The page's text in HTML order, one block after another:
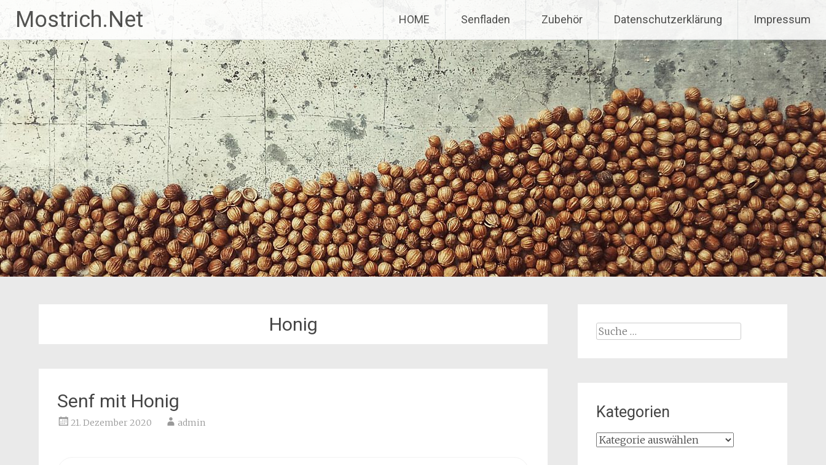
Inhalt
springen
Mostrich.Net HOME Senfladen Zubehör Datenschutzerklärung Impressum
Honig
Senf mit Honig
21. Dezember 2020 admin
Suche
Kategorien
Kategorien